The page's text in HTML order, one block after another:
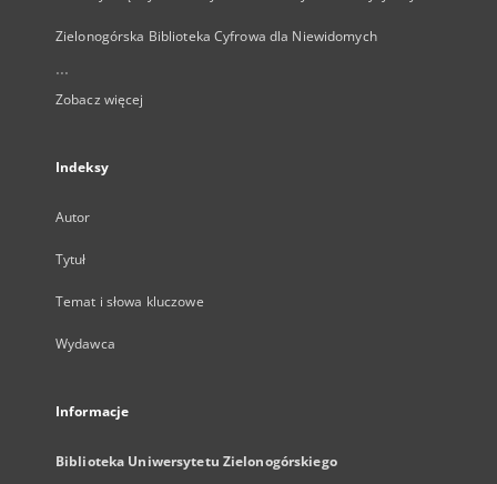
Zielonogórska Biblioteka Cyfrowa dla Niewidomych
...
Zobacz więcej
Indeksy
Autor
Tytuł
Temat i słowa kluczowe
Wydawca
Informacje
Biblioteka Uniwersytetu Zielonogórskiego